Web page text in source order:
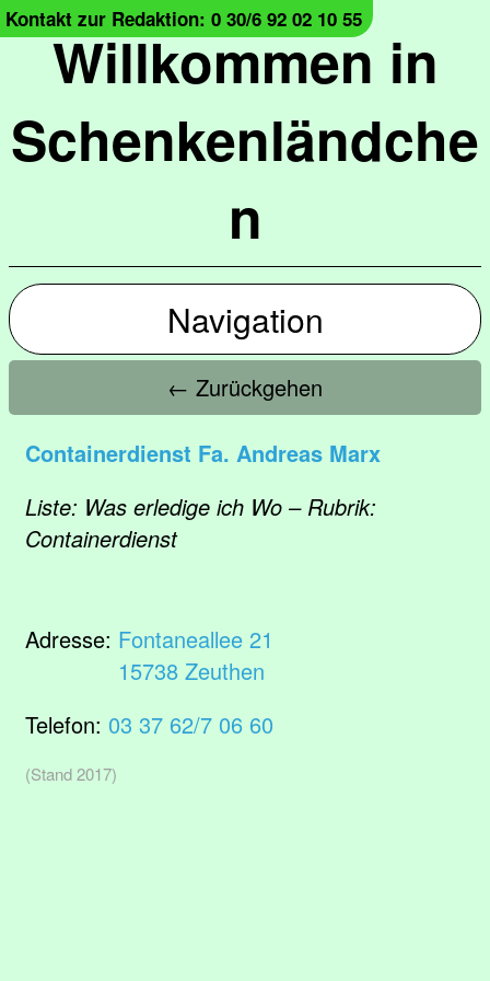
Willkommen in
Schenkenländche
n
Kontakt zur Redaktion: 0 30/6 92 02 10 55
Navigation
← Zurückgehen
Containerdienst Fa. Andreas Marx
Liste: Was erledige ich Wo – Rubrik:
Containerdienst
Adresse: Fontaneallee 21
15738 Zeuthen
Telefon: 03 37 62/7 06 60
(Stand 2017)